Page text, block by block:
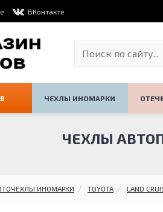
ВКонтакте
ЧЕХЛЫ ИНОМАРКИ
ИНОМАРКИ TOYOTA LAND
ЧЕХЛЫ